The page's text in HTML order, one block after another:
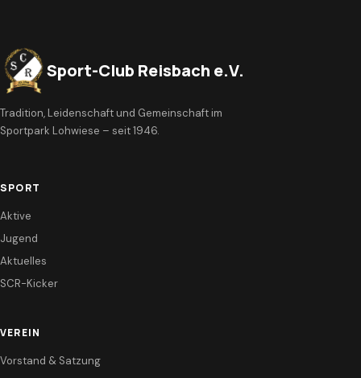
Sport-Club Reisbach e.V.
Tradition, Leidenschaft und Gemeinschaft im
Sportpark Lohwiese – seit 1946.
SPORT
Aktive
Jugend
Aktuelles
SCR-Kicker
VEREIN
Vorstand & Satzung